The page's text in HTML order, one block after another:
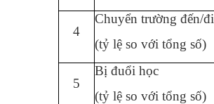
4
Chuyển trường đến/đi
(tỷ lệ so với tổng số)
5
Bị đuổi học
(tỷ lệ so với tổng số)